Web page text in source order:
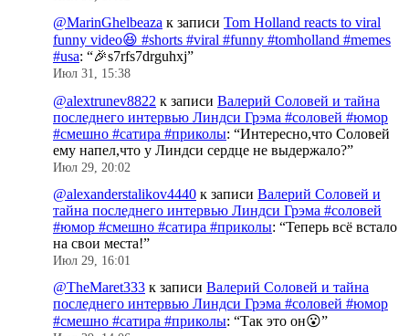
@MarinGhelbeaza к записи Tom Holland reacts to viral
funny video😆 #shorts #viral #funny #tomholland #memes
#usa: “🎉s7rfs7drguhxj”
Июл 31, 15:38
@alextrunev8822 к записи Валерий Соловей и тайна
последнего интервью Линдси Грэма #соловей #юмор
#смешно #сатира #приколы: “Интересно,что Соловей
ему напел,что у Линдси сердце не выдержало?”
Июл 29, 20:02
@alexanderstalikov4440 к записи Валерий Соловей и
тайна последнего интервью Линдси Грэма #соловей
#юмор #смешно #сатира #приколы: “Теперь всё встало
на свои места!”
Июл 29, 16:01
@TheMaret333 к записи Валерий Соловей и тайна
последнего интервью Линдси Грэма #соловей #юмор
#смешно #сатира #приколы: “Так это он😮”